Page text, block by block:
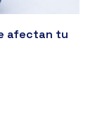
afectan tu